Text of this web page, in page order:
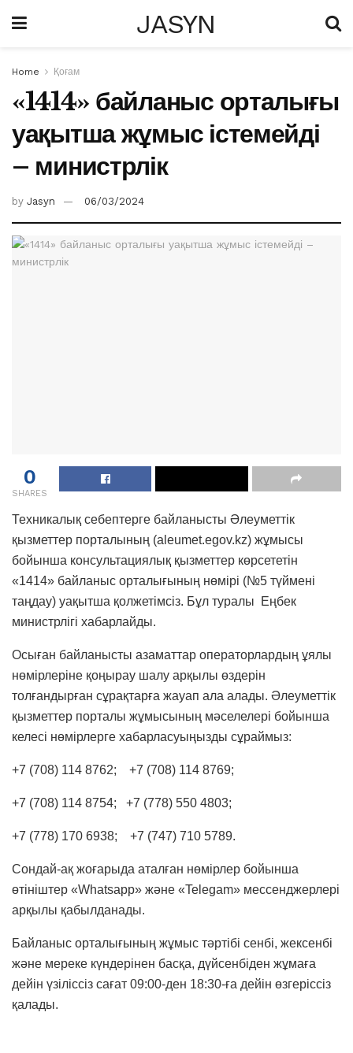
JASYN
Home Қоғам
«1414» байланыс орталығы
уақытша жұмыс істемейді
– министрлік
by Jasyn 06/03/2024
0
SHARES
Техникалық себептерге байланысты Әлеуметтік
қызметтер порталының (aleumet.egov.kz) жұмысы
бойынша консультациялық қызметтер көрсететін
«1414» байланыс орталығының нөмірі (№5 түймені
таңдау) уақытша қолжетімсіз. Бұл туралы Еңбек
министрлігі хабарлайды.
Осыған байланысты азаматтар операторлардың ұялы
нөмірлеріне қоңырау шалу арқылы өздерін
толғандырған сұрақтарға жауап ала алады. Әлеуметтік
қызметтер порталы жұмысының мәселелері бойынша
келесі нөмірлерге хабарласуыңызды сұраймыз:
+7 (708) 114 8762; +7 (708) 114 8769;
+7 (708) 114 8754; +7 (778) 550 4803;
+7 (778) 170 6938; +7 (747) 710 5789.
Сондай-ақ жоғарыда аталған нөмірлер бойынша
өтініштер «Whatsapp» және «Telegam» мессенджерлері
арқылы қабылданады.
Байланыс орталығының жұмыс тәртібі сенбі, жексенбі
және мереке күндерінен басқа, дүйсенбіден жұмаға
дейін үзіліссіз сағат 09:00-ден 18:30-ға дейін өзгеріссіз
қалады.